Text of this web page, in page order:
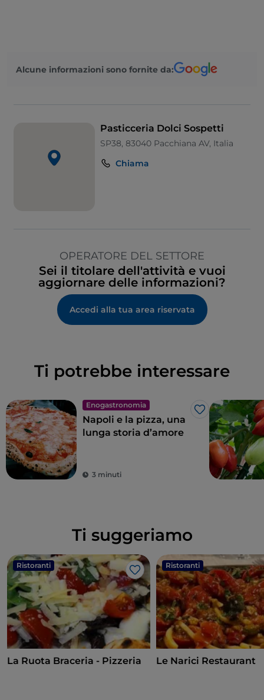
Alcune informazioni sono fornite da:
Pasticceria Dolci Sospetti
SP38, 83040 Pacchiana AV, Italia
Chiama
OPERATORE DEL SETTORE
Sei il titolare dell'attività e vuoi
aggiornare delle informazioni?
Accedi alla tua area riservata
Ti potrebbe interessare
Enogastronomia
Like
Napoli e la pizza, una
lunga storia d’amore
3 minuti
Ti suggeriamo
Ristoranti
Like
La Ruota Braceria - Pizzeria
Ristoranti
Le Narici Restaurant